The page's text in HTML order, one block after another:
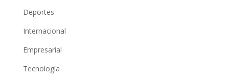
Deportes
Internacional
Empresarial
Tecnología